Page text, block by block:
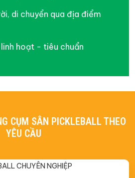
di chuyển qua địa điểm
hoạt - tiêu chuẩn
CỤM SÂN PICKLEBALL THEO
YÊU CẦU